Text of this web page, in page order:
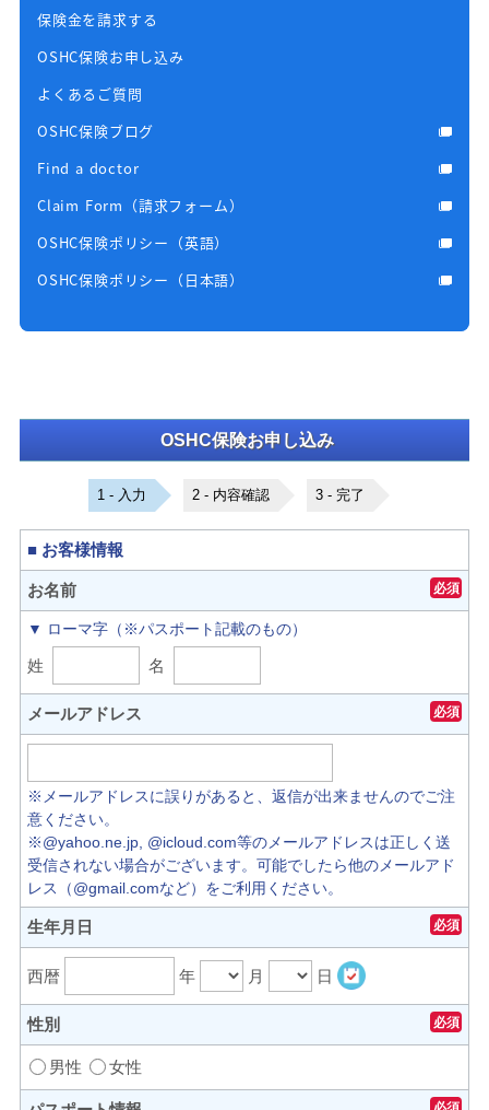
保険金を請求する
OSHC保険お申し込み
よくあるご質問
OSHC保険ブログ
Find a doctor
Claim Form（請求フォーム）
OSHC保険ポリシー（英語）
OSHC保険ポリシー（日本語）